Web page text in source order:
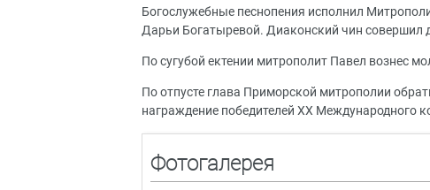
Богослужебные песнопения исполнил
Дарьи Богатыревой. Диаконский чин совершил
По сугубой ектении митрополит Павел вознес
По отпусте глава Приморской митрополии
награждение победителей XX Международного
Фотогалерея